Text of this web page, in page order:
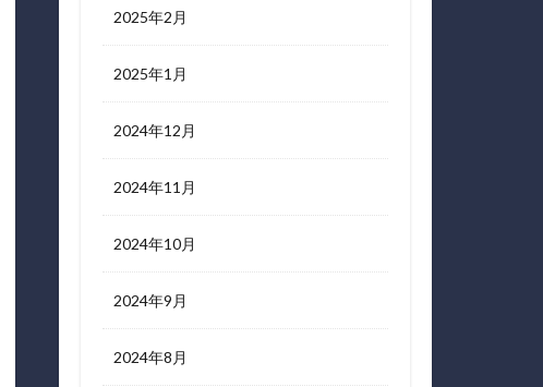
2025年2月
2025年1月
2024年12月
2024年11月
2024年10月
2024年9月
2024年8月